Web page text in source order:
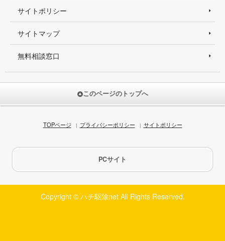
サイトポリシー
サイトマップ
無料相談窓口
このページのトップへ
TOPページ プライバシーポリシー サイトポリシー
PCサイト
Copyright © ハチ駆除net All Rights Reserved.